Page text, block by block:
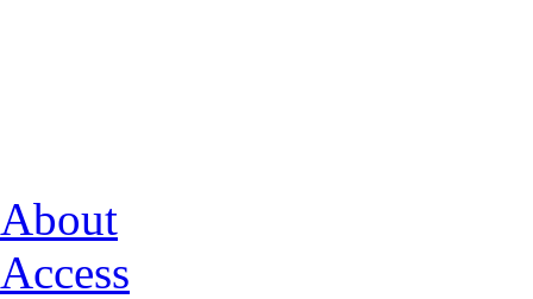
About
Access